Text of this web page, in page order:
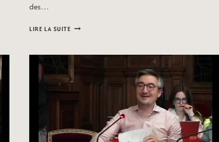
des…
LIRE LA SUITE26/07/07